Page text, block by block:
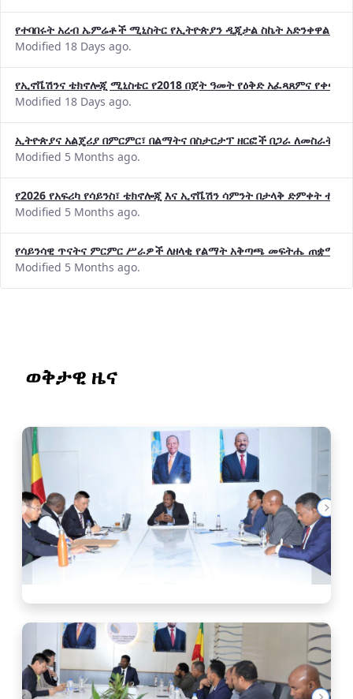
የተባበሩት አረብ ኤምሬቶች ሚኒስትር የኢትዮጵያን ዲጂታል ስኬት አድንቀዋል
Modified 18 Days ago.
የኢኖቬሽንና ቴክኖሎጂ ሚኒስቴር የ2018 በጀት ዓመት የዕቅድ አፈጻጸምና
Modified 18 Days ago.
ኢትዮጵያና አልጄሪያ በምርምር፣ በልማትና በስታርታፕ ዘርፎች በጋራ ለመስራት
Modified 5 Months ago.
የ2026 የአፍሪካ የሳይንስ፣ ቴክኖሎጂ እና ኢኖቬሽን ሳምንት በታላቅ ድምቀት
Modified 5 Months ago.
የሳይንሳዊ ጥናትና ምርምር ሥራዎች ለዘላቂ የልማት አቅጣጫ መፍትሔ ጠቋሚ
Modified 5 Months ago.
ወቅታዊ ዜና